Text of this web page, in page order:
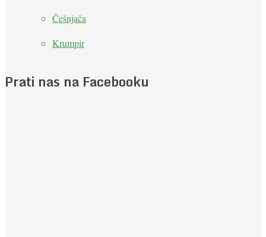
Češnjača
Krumpir
Prati nas na Facebooku